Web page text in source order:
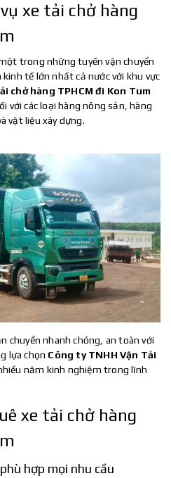
xe tải chở hàng
trong những tuyến vận chuyển
tế lớn nhất cả nước với khu vực
chở hàng TPHCM đi Kon Tum
với các loại hàng nông sản, hàng
vật liệu xây dựng.
chuyển nhanh chóng, an toàn với
lựa chọn Công ty TNHH Vận Tải
năm kinh nghiệm trong lĩnh
xe tải chở hàng
hợp mọi nhu cầu